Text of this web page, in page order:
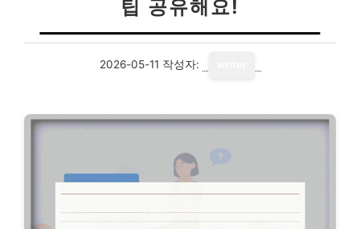
팁 공유해요!
2026-05-11 작성자: